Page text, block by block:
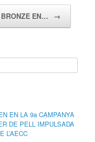
BRONZE EN… →
EN LA 9a CAMPANYA
DE PELL IMPULSADA
L’AECC